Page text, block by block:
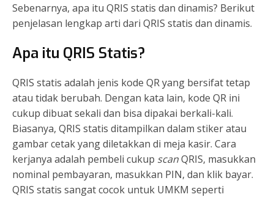
Sebenarnya, apa itu QRIS statis dan dinamis? Berikut
penjelasan lengkap arti dari QRIS statis dan dinamis.
Apa itu QRIS Statis?
QRIS statis adalah jenis kode QR yang bersifat tetap
atau tidak berubah. Dengan kata lain, kode QR ini
cukup dibuat sekali dan bisa dipakai berkali-kali.
Biasanya, QRIS statis ditampilkan dalam stiker atau
gambar cetak yang diletakkan di meja kasir. Cara
kerjanya adalah pembeli cukup scanQRIS, masukkan
nominal pembayaran, masukkan PIN, dan klik bayar.
QRIS statis sangat cocok untuk UMKM seperti